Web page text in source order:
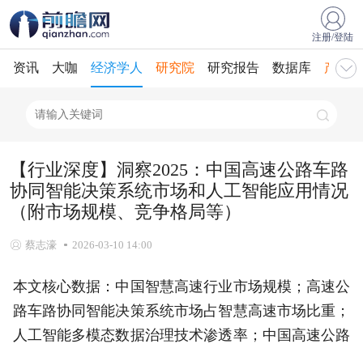
注册/登陆
资讯 大咖 经济学人 研究院 研究报告 数据库 产业
【行业深度】洞察2025：中国高速公路车路
协同智能决策系统市场和人工智能应用情况
（附市场规模、竞争格局等）
蔡志濠 2026-03-10 14:00
本文核心数据：中国智慧高速行业市场规模；高速公
路车路协同智能决策系统市场占智慧高速市场比重；
人工智能多模态数据治理技术渗透率；中国高速公路